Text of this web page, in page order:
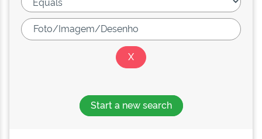
Start a new search